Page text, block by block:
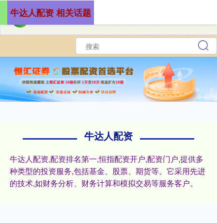
牛达人配资
牛达人配资,配资排名第一,恒指配资开户,配资门户,提供多
种类型的投资服务,包括基金、股票、期货等。它采用先进
的技术,如财务分析、财务计算和模拟交易等服务客户。
牛达人配资 相关话题